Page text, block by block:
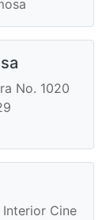
No. 1020
Cine